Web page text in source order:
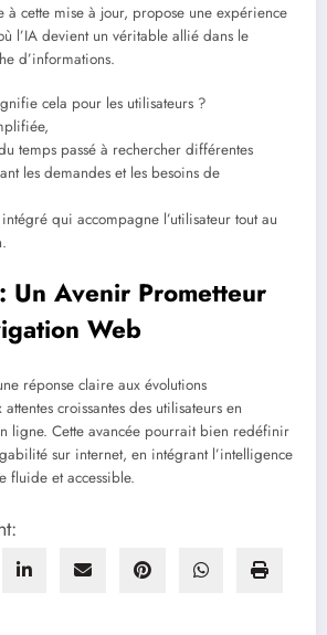
à cette mise à jour, propose une expérience
l’IA devient un véritable allié dans le
d’informations.
cela pour les utilisateurs ?
temps passé à rechercher différentes
les demandes et les besoins de
qui accompagne l’utilisateur tout au
Un Avenir Prometteur
Web
réponse claire aux évolutions
croissantes des utilisateurs en
ligne. Cette avancée pourrait bien redéfinir
sur internet, en intégrant l’intelligence
fluide et accessible.